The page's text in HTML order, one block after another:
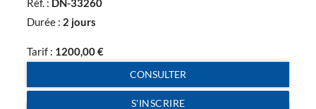
marchandises Missions et positionnement de la fonction
Différentes opérations de réception Moyens matériels
réception de marchandises Assemblage des contenants
[…]
Réf. : DN-33260
Durée : 2 jours
Tarif : 1200,00€
CONSULTER
S'INSCRIRE